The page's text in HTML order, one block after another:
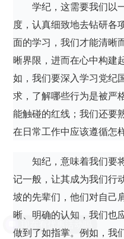
学纪，这需要我们以
度，认真细致地去钻研各
面的学习，我们才能清晰
晰界限，进而在心中构建
如，我们要深入学习党纪
求，了解哪些行为是被严
能触碰的红线；我们还要
在日常工作中应该遵循怎
知纪，意味着我们要
记一般，让其成为我们行
坡的先辈们，他们对自己
晰、明确的认知，我们也
做到了如指掌。例如，我
现在有优惠活动吗